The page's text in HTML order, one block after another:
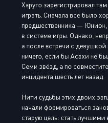
Харуто зарегистрировал
играть. Сначала всё было
предшественника — Юнион,
в системе игры. Однако,
а после встречи с
ничего, если бы Асахи не
Семи звёзд, а по
инцидента шесть лет назад.
Нити судьбы этих двоих
начали формироваться
старую цель: стать лучшими